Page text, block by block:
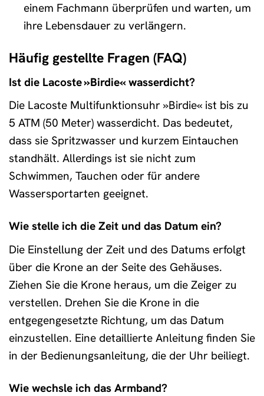
einem Fachmann überprüfen und warten, um
ihre Lebensdauer zu verlängern.
Häufig gestellte Fragen (FAQ)
Ist die Lacoste »Birdie« wasserdicht?
Die Lacoste Multifunktionsuhr »Birdie« ist bis zu
5 ATM (50 Meter) wasserdicht. Das bedeutet,
dass sie Spritzwasser und kurzem Eintauchen
standhält. Allerdings ist sie nicht zum
Schwimmen, Tauchen oder für andere
Wassersportarten geeignet.
Wie stelle ich die Zeit und das Datum ein?
Die Einstellung der Zeit und des Datums erfolgt
über die Krone an der Seite des Gehäuses.
Ziehen Sie die Krone heraus, um die Zeiger zu
verstellen. Drehen Sie die Krone in die
entgegengesetzte Richtung, um das Datum
einzustellen. Eine detaillierte Anleitung finden Sie
in der Bedienungsanleitung, die der Uhr beiliegt.
Wie wechsle ich das Armband?